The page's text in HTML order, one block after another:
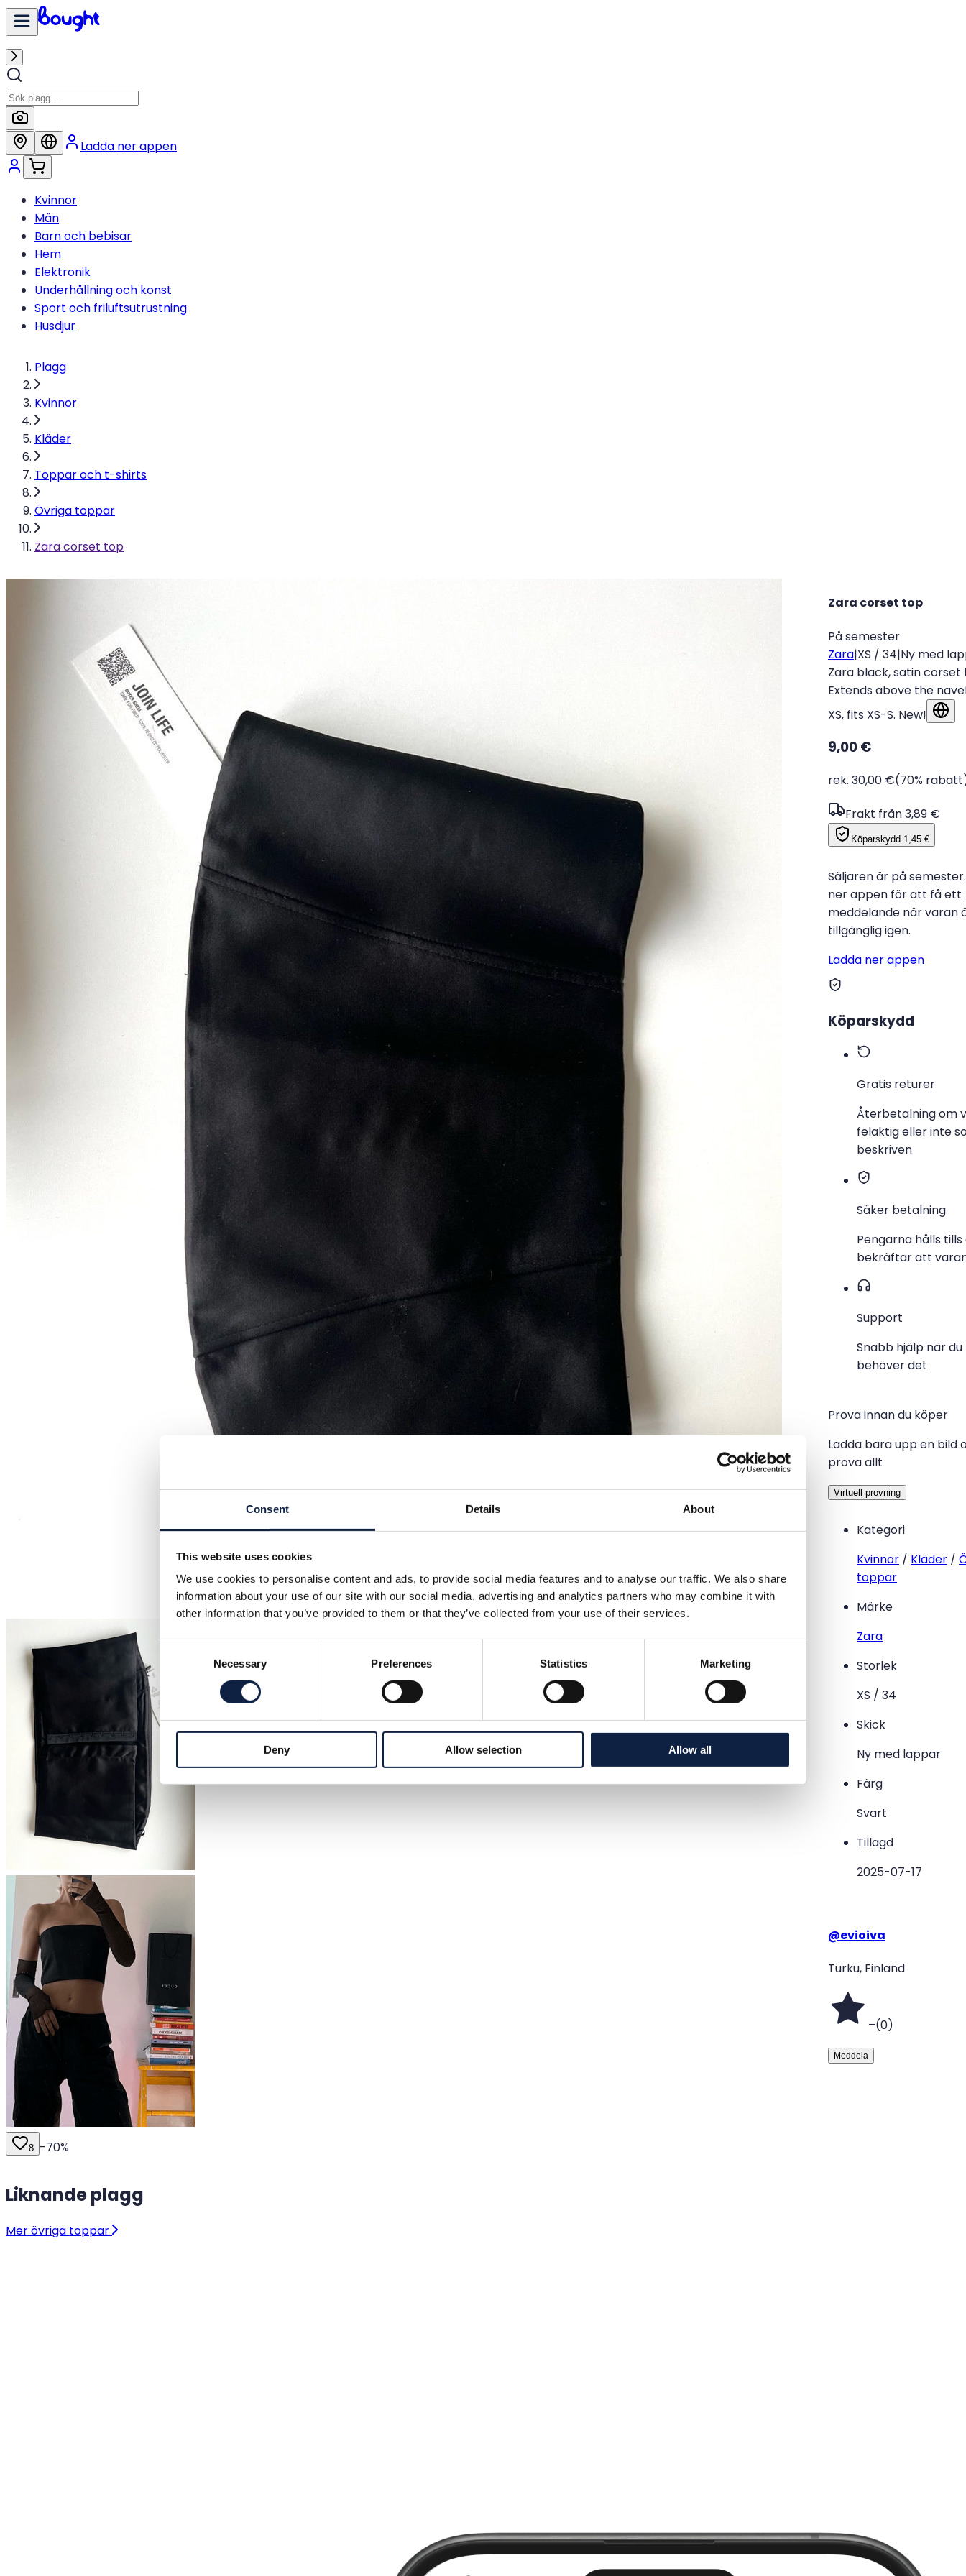
Consent Details About
This website uses cookies
We use cookies to personalise content and ads, to provide social media features and to analyse our traffic. We also share
information about your use of our site with our social media, advertising and analytics partners who may combine it with
other information that you’ve provided to them or that they’ve collected from your use of their services.
Necessary Preferences Statistics Marketing
Deny Allow selection Allow all
Ladda ner appen
Kvinnor
Män
Barn och bebisar
Hem
Elektronik
Underhållning och konst
Sport och friluftsutrustning
Husdjur
Plagg
Kvinnor
Kläder
Toppar och t-shirts
Övriga toppar
Zara corset top
8 -70%
Liknande plagg
Mer övriga toppar
Zara corset top
På semester
Zara|XS / 34|Ny med
Zara black, satin corset
Extends above the
XS, fits XS-S. New!
9,00 €
rek. 30,00 €(70%
Frakt från 3,89 €
Köparskydd 1,45 €
Köparskydd
Gratis returer
Återbetalning om
felaktig eller inte
beskriven
Säker betalning
Pengarna hålls tills
bekräftar att
Support
Snabb hjälp när du
behöver det
Prova innan du köper
Ladda bara upp en bild
prova allt
Virtuell provning
Kategori
Kvinnor / Kläder /
toppar
Märke
Zara
Storlek
XS / 34
Skick
Ny med lappar
Färg
Svart
Tillagd
2025-07-17
@evioiva
Turku, Finland
–(0)
Meddela
Säljaren är på
ner appen för att få ett
meddelande när varan
tillgänglig igen.
Ladda ner appen